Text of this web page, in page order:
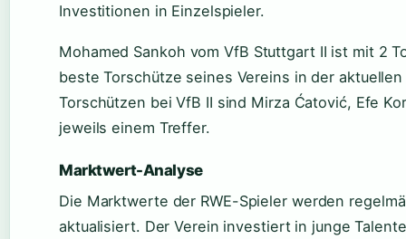
Investitionen in Einzelspieler.
Mohamed Sankoh vom VfB Stuttgart II ist mit 2
beste Torschütze seines Vereins in der aktuellen
Torschützen bei VfB II sind Mirza Ćatović, Efe
jeweils einem Treffer.
Marktwert-Analyse
Die Marktwerte der RWE-Spieler werden
aktualisiert. Der Verein investiert in junge